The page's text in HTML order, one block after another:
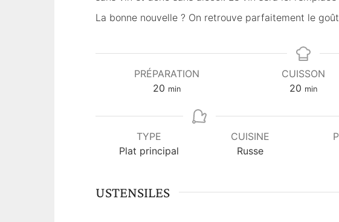
La bonne nouvelle ? On retrouve parfaitement le
PRÉPARATION
20 m
n
e
min
CUISSON
20 m
n
min
TYPE
Plat principal
CUISINE
Russe
USTENSILES